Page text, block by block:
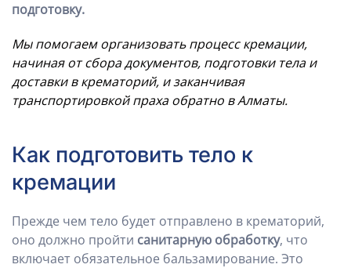
подготовку.
Мы помогаем организовать процесс кремации,
начиная от сбора документов, подготовки тела и
доставки в крематорий, и заканчивая
транспортировкой праха обратно в Алматы.
Как подготовить тело к
кремации
Прежде чем тело будет отправлено в крематорий,
оно должно пройти санитарную обработку, что
включает обязательное бальзамирование. Это